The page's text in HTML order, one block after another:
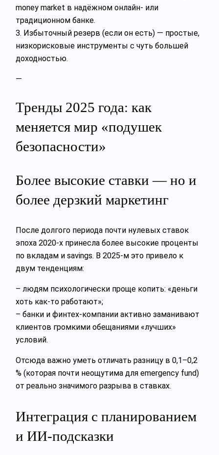
money market в надёжном онлайн‑ или
традиционном банке.
3. Избыточный резерв (если он есть) — простые,
низкорисковые инструменты с чуть большей
доходностью.
—
Тренды 2025 года: как
меняется мир «подушек
безопасности»
Более высокие ставки — но и
более дерзкий маркетинг
После долгого периода почти нулевых ставок
эпоха 2020‑х принесла более высокие проценты
по вкладам и savings. В 2025‑м это привело к
двум тенденциям:
– людям психологически проще копить: «деньги
хоть как‑то работают»;
– банки и финтех‑компании активно заманивают
клиентов громкими обещаниями «лучших»
условий.
Отсюда важно уметь отличать разницу в 0,1–0,2
% (которая почти неощутима для emergency fund)
от реально значимого разрыва в ставках.
Интеграция с планированием
и ИИ‑подсказки